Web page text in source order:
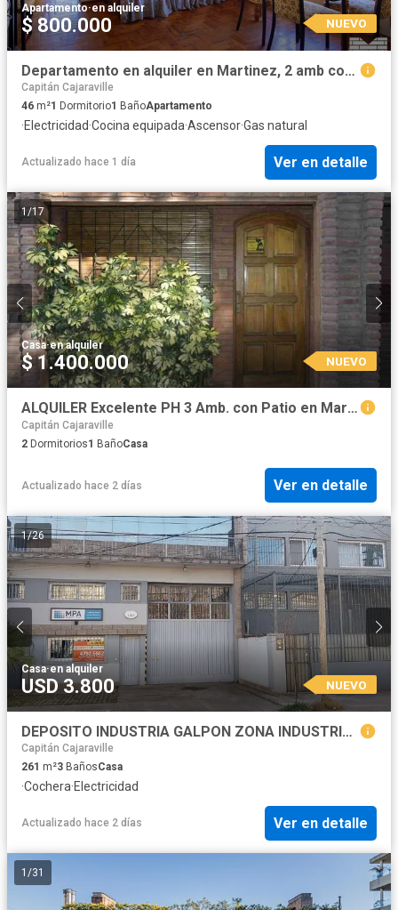
Apartamento·en alquiler
$ 800.000 NUEVO
Departamento en alquiler en Martinez, 2 amb con balcón al frente.
Capitán Cajaraville
46 m²1 Dormitorio1 BañoApartamento
·Electricidad·Cocina equipada·Ascensor·Gas natural
Actualizado hace 1 día Ver en detalle
1 /17
Casa·en alquiler
$ 1.400.000 NUEVO
ALQUILER Excelente PH 3 Amb. con Patio en Martínez
Capitán Cajaraville
2 Dormitorios1 BañoCasa
Actualizado hace 2 días Ver en detalle
1/26
Casa·en alquiler
USD 3.800 NUEVO
DEPOSITO INDUSTRIA GALPON ZONA INDUSTRIAL DE MARTINEZ Planta baja
Capitán Cajaraville
261 m²3 BañosCasa
·Cochera·Electricidad
Actualizado hace 2 días Ver en detalle
1 /31